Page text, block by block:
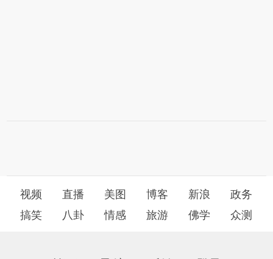
视频 直播 美图 博客 新浪
政务
搞笑
八卦 情感 旅游 佛学 众测